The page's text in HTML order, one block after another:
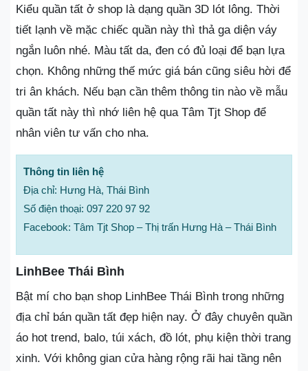
Kiểu quần tất ở shop là dạng quần 3D lót lông. Thời
tiết lạnh về mặc chiếc quần này thì thả ga diện váy
ngắn luôn nhé. Màu tất da, đen có đủ loại để bạn lựa
chọn. Không những thế mức giá bán cũng siêu hời để
tri ân khách. Nếu bạn cần thêm thông tin nào về mẫu
quần tất này thì nhớ liên hệ qua Tâm Tjt Shop để
nhân viên tư vấn cho nha.
Thông tin liên hệ
Địa chỉ: Hưng Hà, Thái Bình
Số điện thoại: 097 220 97 92
Facebook: Tâm Tjt Shop – Thị trấn Hưng Hà – Thái Bình
LinhBee Thái Bình
Bật mí cho bạn shop LinhBee Thái Bình trong những
địa chỉ bán quần tất đẹp hiện nay. Ở đây chuyên quần
áo hot trend, balo, túi xách, đồ lót, phụ kiện thời trang
xinh. Với không gian cửa hàng rộng rãi hai tầng nên